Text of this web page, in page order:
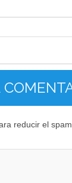
reducir el spam.